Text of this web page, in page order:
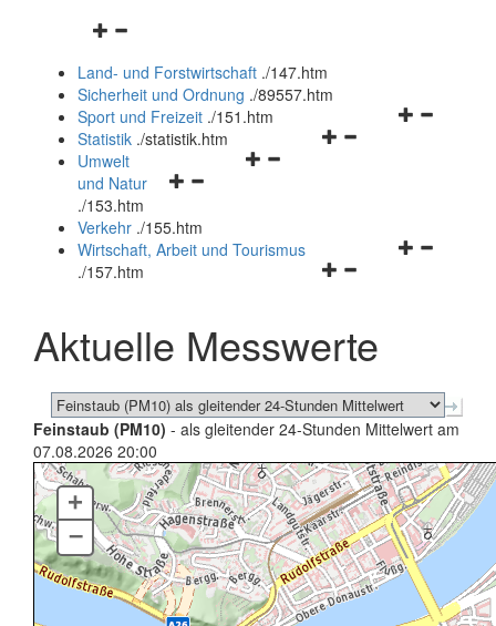
Navigationsmenü
und
schließen
Land- und Forstwirtschaft ./147.htm
Sicherheit und Ordnung ./89557.htm
Navigationsmenü
Sport und Freizeit ./151.htm
Navigationsmenü
Statistik ./statistik.htm
Navigationsmenü
und
schließen
Umwelt
und Natur
./153.htm
Verkehr ./155.htm
Navigationsmenü
schließen
Wirtschaft, Arbeit und Tourismus
./157.htm
Aktuelle Messwerte
Feinstaub (PM10) - als gleitender 24-Stunden Mittelwert am
07.08.2026 20:00
+
–